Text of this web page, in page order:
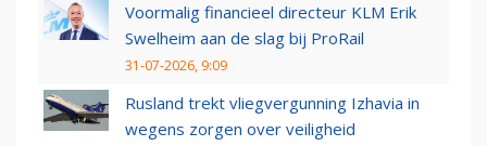
Voormalig financieel directeur KLM Erik
Swelheim aan de slag bij ProRail
31-07-2026, 9:09
Rusland trekt vliegvergunning Izhavia in
wegens zorgen over veiligheid